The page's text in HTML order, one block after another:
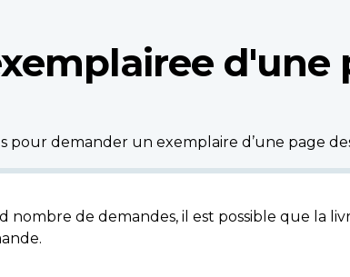
d'une
pour demander un exemplaire d’une page
nombre de demandes, il est possible que la